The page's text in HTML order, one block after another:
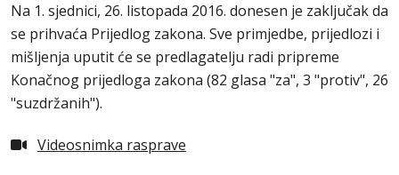
Na 1. sjednici, 26. listopada 2016. donesen je zaključak da
se prihvaća Prijedlog zakona. Sve primjedbe, prijedlozi i
mišljenja uputit će se predlagatelju radi pripreme
Konačnog prijedloga zakona (82 glasa "za", 3 "protiv", 26
"suzdržanih").
Videosnimka rasprave